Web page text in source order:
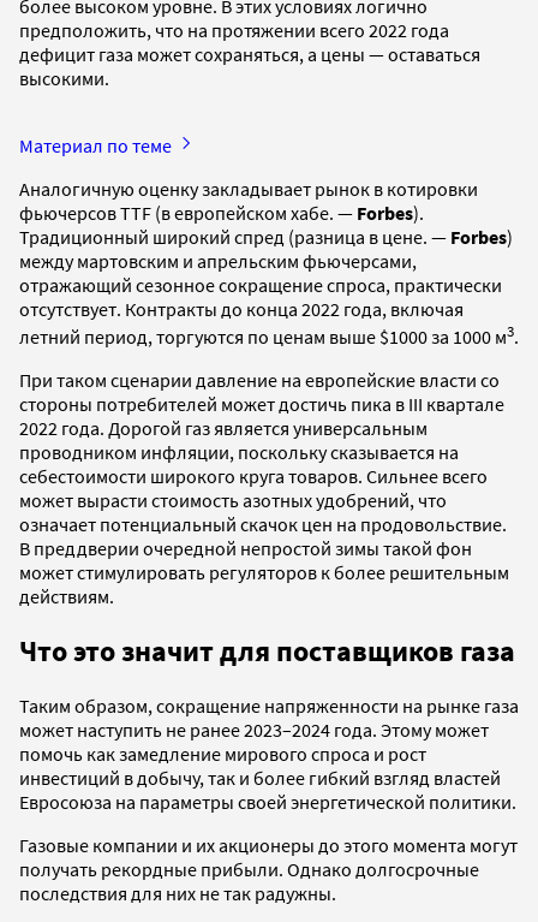
более высоком уровне. В этих условиях логично
предположить, что на протяжении всего 2022 года
дефицит газа может сохраняться, а цены — оставаться
высокими.
Материал по теме
Аналогичную оценку закладывает рынок в котировки
фьючерсов TTF (в европейском хабе. — Forbes).
Традиционный широкий спред (разница в цене. — Forbes)
между мартовским и апрельским фьючерсами,
отражающий сезонное сокращение спроса, практически
отсутствует. Контракты до конца 2022 года, включая
летний период, торгуются по ценам выше $1000 за 1000 м3.
При таком сценарии давление на европейские власти со
стороны потребителей может достичь пика в III квартале
2022 года. Дорогой газ является универсальным
проводником инфляции, поскольку сказывается на
себестоимости широкого круга товаров. Сильнее всего
может вырасти стоимость азотных удобрений, что
означает потенциальный скачок цен на продовольствие.
В преддверии очередной непростой зимы такой фон
может стимулировать регуляторов к более решительным
действиям.
Что это значит для поставщиков газа
Таким образом, сокращение напряженности на рынке газа
может наступить не ранее 2023–2024 года. Этому может
помочь как замедление мирового спроса и рост
инвестиций в добычу, так и более гибкий взгляд властей
Евросоюза на параметры своей энергетической политики.
Газовые компании и их акционеры до этого момента могут
получать рекордные прибыли. Однако долгосрочные
последствия для них не так радужны.